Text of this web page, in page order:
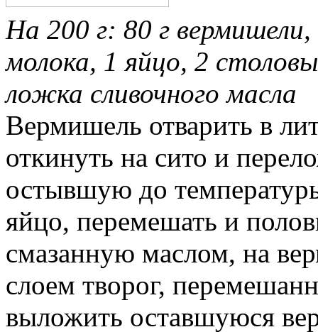
На 200 г: 80 г
молока, 1 яйцо, 2
ложка сливочного масла
Вермишель отварить в
откинуть на сито и
остывшую до
яйцо, перемешать и
смазанную маслом, на
слоем творог,
выложить оставшуюся